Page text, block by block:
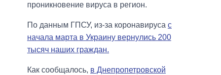
проникновение вируса в регион.
По данным ГПСУ, из-за коронавируса с
начала марта в Украину вернулись 200
тысяч наших граждан.
Как сообщалось, в Днепропетровской